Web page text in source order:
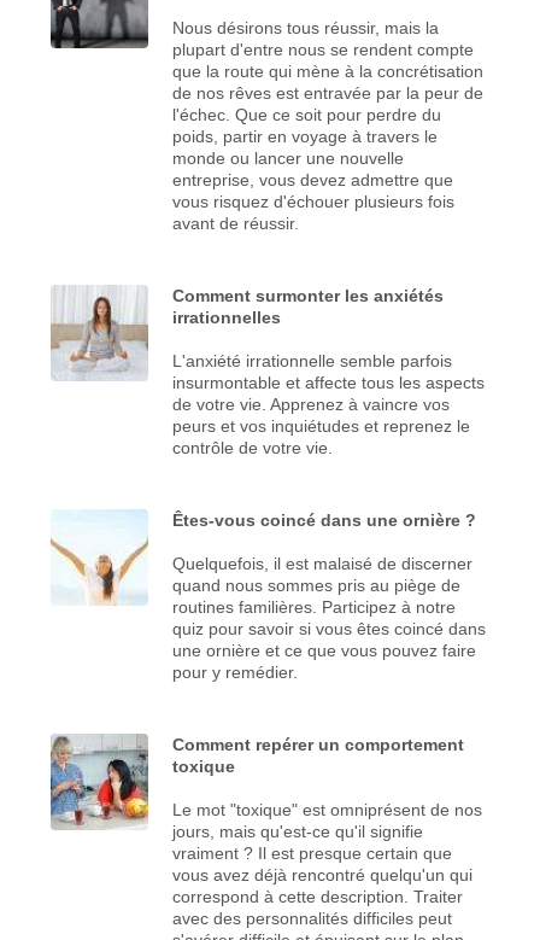
Nous désirons tous réussir, mais la
plupart d'entre nous se rendent compte
que la route qui mène à la concrétisation
de nos rêves est entravée par la peur de
l'échec. Que ce soit pour perdre du
poids, partir en voyage à travers le
monde ou lancer une nouvelle
entreprise, vous devez admettre que
vous risquez d'échouer plusieurs fois
avant de réussir.
Comment surmonter les anxiétés
irrationnelles
L'anxiété irrationnelle semble parfois
insurmontable et affecte tous les aspects
de votre vie. Apprenez à vaincre vos
peurs et vos inquiétudes et reprenez le
contrôle de votre vie.
Êtes-vous coincé dans une ornière ?
Quelquefois, il est malaisé de discerner
quand nous sommes pris au piège de
routines familières. Participez à notre
quiz pour savoir si vous êtes coincé dans
une ornière et ce que vous pouvez faire
pour y remédier.
Comment repérer un comportement
toxique
Le mot "toxique" est omniprésent de nos
jours, mais qu'est-ce qu'il signifie
vraiment ? Il est presque certain que
vous avez déjà rencontré quelqu'un qui
correspond à cette description. Traiter
avec des personnalités difficiles peut